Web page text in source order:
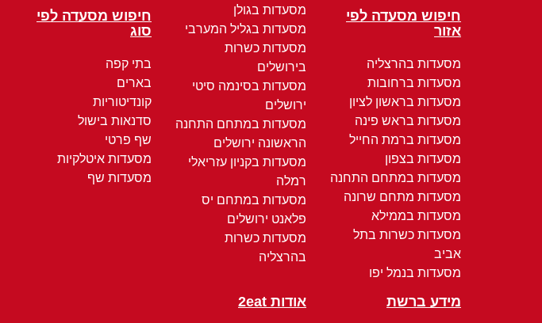
חיפוש מסעדה לפי
אזור
מסעדות בהרצליה
מסעדות ברחובות
מסעדות בראשון לציון
מסעדות בראש פינה
מסעדות ברמת החייל
מסעדות בצפון
מסעדות במתחם התחנה
מסעדות מתחם שרונה
מסעדות בממילא
מסעדות כשרות בתל
אביב
מסעדות בנמל יפו
מסעדות בגולן
מסעדות בגליל המערבי
מסעדות כשרות
בירושלים
מסעדות בסינמה סיטי
ירושלים
מסעדות במתחם התחנה
הראשונה ירושלים
מסעדות בקניון עזריאלי
רמלה
מסעדות במתחם יס
פלאנט ירושלים
מסעדות כשרות
בהרצליה
חיפוש מסעדה לפי
סוג
בתי קפה
בארים
קונדיטוריות
סדנאות בישול
שף פרטי
מסעדות איטלקיות
מסעדות שף
מידע ברשת אודות 2eat